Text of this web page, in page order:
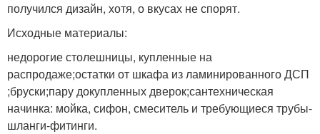
получился дизайн, хотя, о вкусах не спорят.
Исходные материалы:
недорогие столешницы, купленные на
распродаже;остатки от шкафа из ламинированного ДСП
;бруски;пару докупленных дверок;сантехническая
начинка: мойка, сифон, смеситель и требующиеся трубы-
шланги-фитинги.